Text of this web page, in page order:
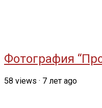
Фотография
58 views · 7 лет ago